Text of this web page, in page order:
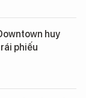
huy
phiếu